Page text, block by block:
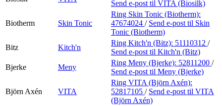
Send e-post til VITA (Biosilk)
Biotherm Skin Tonic
Ring Skin Tonic (Biotherm):
47674024 / Send e-post til Skin
Tonic (Biotherm)
Bitz
Kitch'n
Ring Kitch'n (Bitz): 51110312 /
Send e-post til Kitch'n (Bitz)
Bjerke
Meny
Ring Meny (Bjerke): 52811200 /
Send e-post til Meny (Bjerke)
Björn Axén VITA
Ring VITA (Björn Axén):
52817105 / Send e-post til VITA
(Björn Axén)